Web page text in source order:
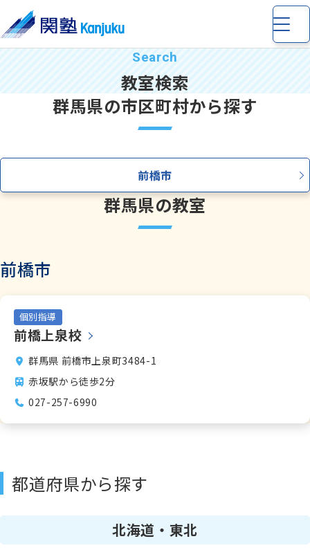
中学生の個別指導・少人数制指導
完全個別指導 Dr. 関塾
少人数制指導 関塾
関塾について
関塾コラム
教室検索
群馬県の市区町村から探す
前橋市
群馬県の教室
前橋市
個別指導
前橋上泉校
群馬県 前橋市上泉町3484-1
赤坂駅から徒歩2分
027-257-6990
都道府県から探す
北海道・東北